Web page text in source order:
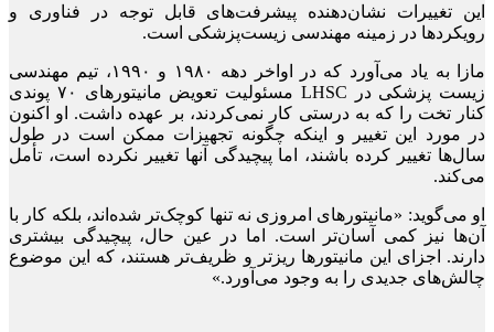
این تغییرات نشان‌دهنده پیشرفت‌های قابل توجه در فناوری و
رویکردها در زمینه مهندسی زیست‌پزشکی است.
مازا به‌ یاد می‌آورد که در اواخر دهه ۱۹۸۰ و ۱۹۹۰، تیم مهندسی
زیست پزشکی در LHSC مسئولیت تعویض مانیتورهای ۷۰ پوندی
کنار تخت را که به درستی کار نمی‌کردند، بر عهده داشت. او اکنون
در مورد این تغییر و اینکه چگونه تجهیزات ممکن است در طول
سال‌ها تغییر کرده باشند، اما پیچیدگی آنها تغییر نکرده است، تأمل
می‌کند.
او می‌گوید: «مانیتورهای امروزی نه تنها کوچک‌تر شده‌اند، بلکه کار با
آن‌ها نیز کمی آسان‌تر است. اما در عین حال، پیچیدگی بیشتری
دارند. اجزای این مانیتورها ریزتر و ظریف‌تر هستند، که این موضوع
چالش‌های جدیدی را به وجود می‌آورد.»